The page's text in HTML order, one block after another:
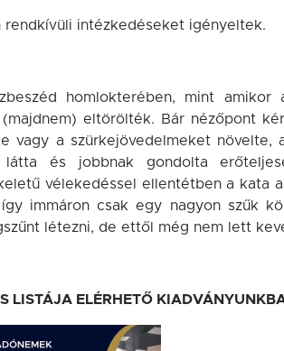
intézkedéseket igényeltek.
homlokterében, mint amikor
eltörölték. Bár nézőpont
vagy a szürkejövedelmeket növelte,
látta és jobbnak gondolta
vélekedéssel ellentétben a kata
immáron csak egy nagyon szűk
létezni, de ettől még nem lett
LISTÁJA ELÉRHETŐ